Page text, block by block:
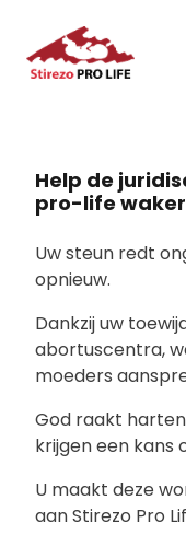
Help de
pro-life
Uw steun redt
opnieuw.
Dankzij uw
abortuscentra,
moeders
God raakt
krijgen een kans
U maakt deze
aan Stirezo Pro